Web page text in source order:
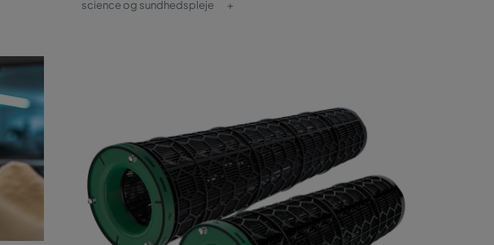
science og sundhedspleje
+